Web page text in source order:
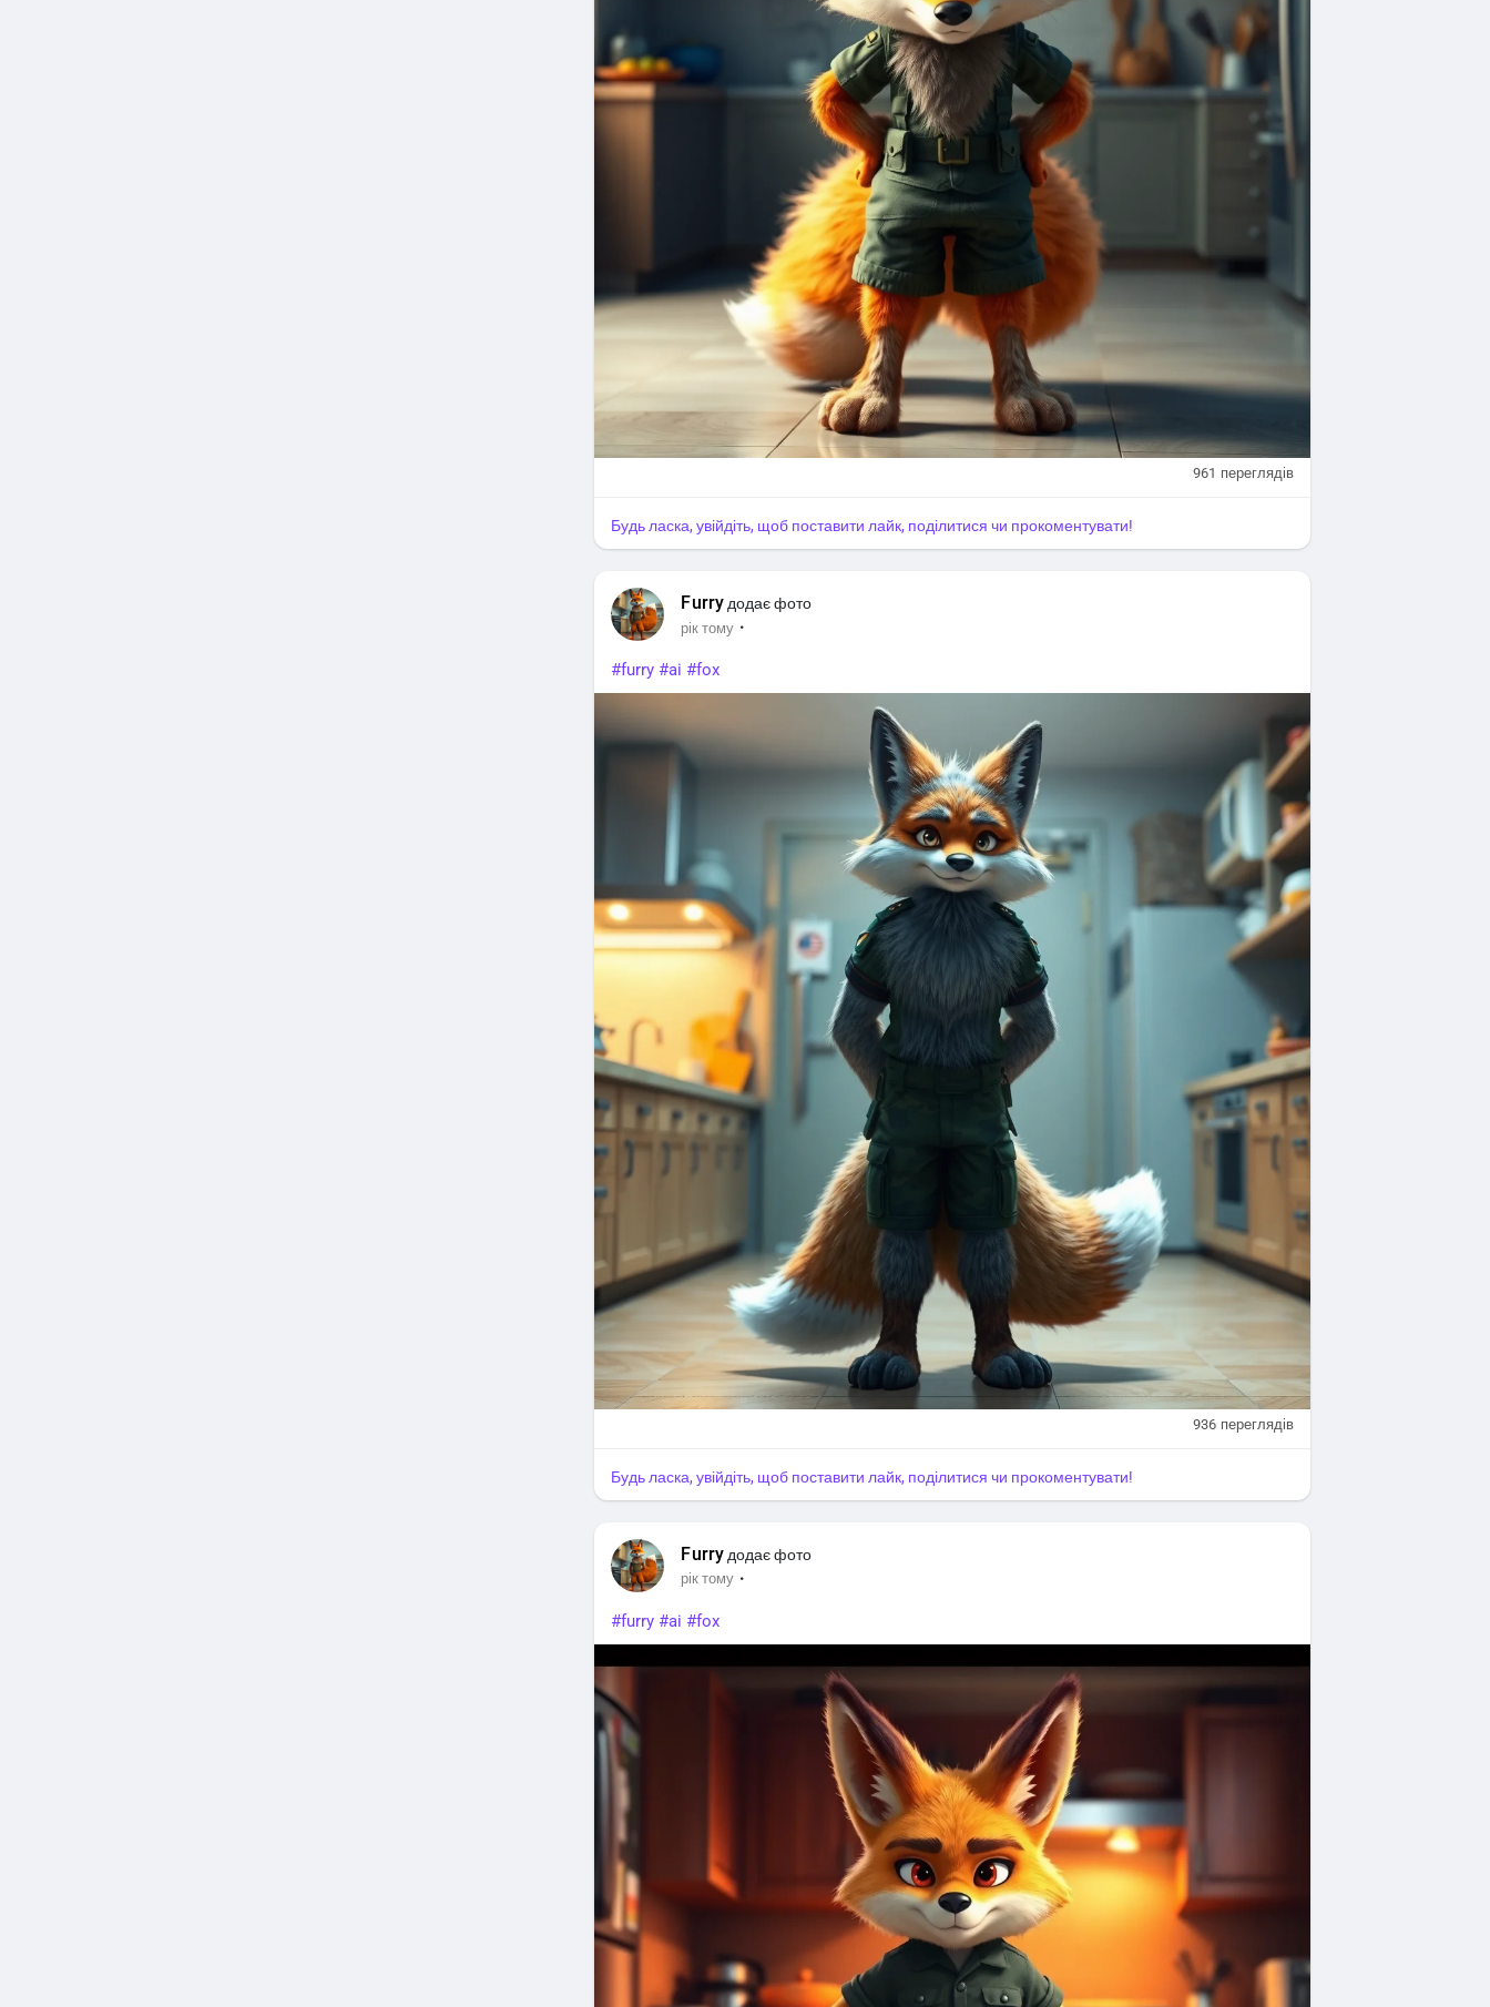
961 переглядів
Будь ласка, увійдіть, щоб поставити лайк, поділитися чи прокоментувати!
Furry додає фото
рік тому ·
#furry #ai #fox
936 переглядів
Будь ласка, увійдіть, щоб поставити лайк, поділитися чи прокоментувати!
Furry додає фото
рік тому ·
#furry #ai #fox